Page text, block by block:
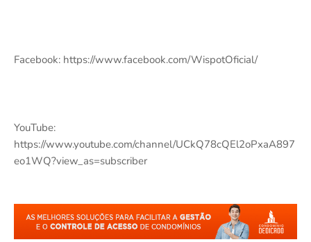
Facebook: https://www.facebook.com/WispotOficial/
YouTube:
https://www.youtube.com/channel/UCkQ78cQEl2oPxaA897
eo1WQ?view_as=subscriber